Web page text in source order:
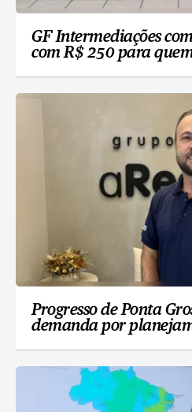
GF Intermediações
com R$ 250 para
Progresso de Ponta
demanda por